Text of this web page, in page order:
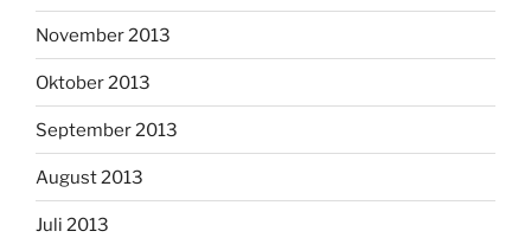
November 2013
Oktober 2013
September 2013
August 2013
Juli 2013